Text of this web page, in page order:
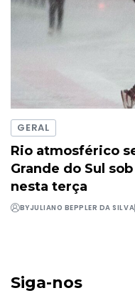
GERAL
Rio atmosférico
Grande do Sul
nesta terça
BYJULIANO BEPPLER DA SILVA
Siga-nos